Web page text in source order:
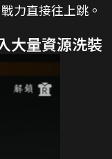
力直接往上跳。
大量資源洗裝